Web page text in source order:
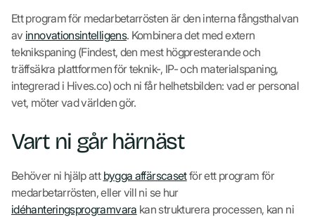
Ett program för medarbetarrösten är den interna fångsthalvan
av innovationsintelligens. Kombinera det med extern
teknikspaning (Findest, den mest högpresterande och
träffsäkra plattformen för teknik-, IP- och materialspaning,
integrerad i Hives.co) och ni får helhetsbilden: vad er personal
vet, möter vad världen gör.
Vart ni går härnäst
Behöver ni hjälp att bygga affärscasetför ett program för
medarbetarrösten, eller vill ni se hur
idéhanteringsprogramvara kan strukturera processen, kan ni